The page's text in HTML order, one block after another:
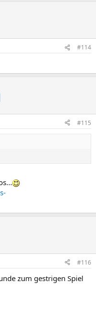
#114
#115
#116
zum gestrigen Spiel